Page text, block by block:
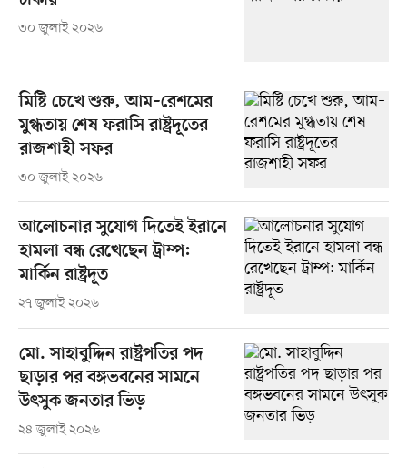
৩০ জুলাই ২০২৬
মিষ্টি চেখে শুরু, আম–রেশমের
মুগ্ধতায় শেষ ফরাসি রাষ্ট্রদূতের
রাজশাহী সফর
৩০ জুলাই ২০২৬
আলোচনার সুযোগ দিতেই ইরানে
হামলা বন্ধ রেখেছেন ট্রাম্প:
মার্কিন রাষ্ট্রদূত
২৭ জুলাই ২০২৬
মো. সাহাবুদ্দিন রাষ্ট্রপতির পদ
ছাড়ার পর বঙ্গভবনের সামনে
উৎসুক জনতার ভিড়
২৪ জুলাই ২০২৬